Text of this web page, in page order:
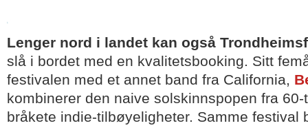
Lenger nord i landet kan også
slå i bordet med en kvalitetsbooking. Sitt
festivalen med et annet band fra California,
kombinerer den naive solskinnspopen fra
bråkete indie-tilbøyeligheter. Samme festival